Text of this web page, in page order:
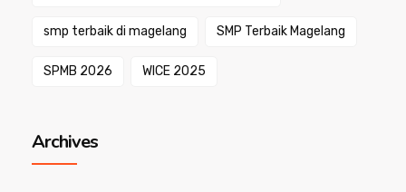
smp terbaik di magelang SMP Terbaik Magelang
SPMB 2026 WICE 2025
Archives